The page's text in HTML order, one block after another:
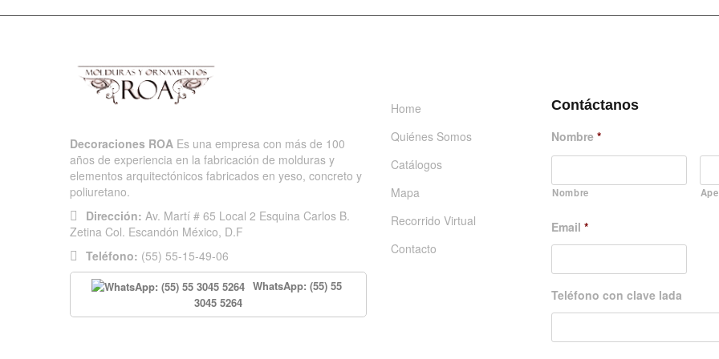
Decoraciones ROA Es una empresa con más de 100
años de experiencia en la fabricación de molduras y
elementos arquitectónicos fabricados en yeso, concreto y
poliuretano.
Dirección: Av. Martí # 65 Local 2 Esquina Carlos B.
Zetina Col. Escandón México, D.F
Teléfono: (55) 55-15-49-06
WhatsApp: (55) 55
3045 5264
Home
Quiénes Somos
Catálogos
Mapa
Recorrido Virtual
Contacto
Contáctanos
Nombre *
Nombre
Email *
Teléfono con clave lada